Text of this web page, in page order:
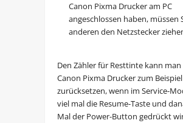
Canon Pixma Drucker am PC
angeschlossen haben, müssen
anderen den Netzstecker
Den Zähler für Resttinte kann
Canon Pixma Drucker zum Beispiel
zurücksetzen, wenn im Service-
viel mal die Resume-Taste und
Mal der Power-Button gedrückt